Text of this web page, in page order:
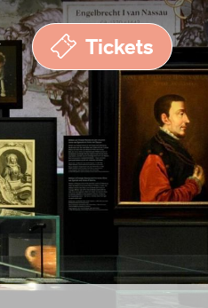
Nederlands
English
Tickets